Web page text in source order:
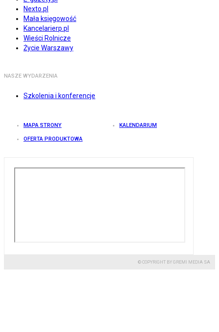
Nexto.pl
Mała księgowość
Kancelarierp.pl
Wieści Rolnicze
Życie Warszawy
NASZE WYDARZENIA
Szkolenia i konferencje
MAPA STRONY KALENDARIUM
OFERTA PRODUKTOWA
© COPYRIGHT BY GREMI MEDIA SA